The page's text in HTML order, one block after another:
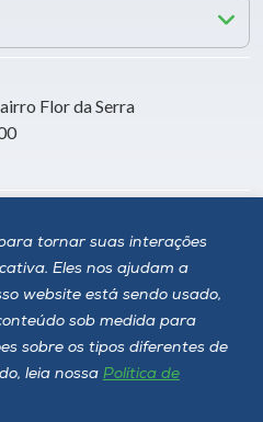
tornar suas interações
Eles nos ajudam a
website está sendo usado,
sob medida para
sobre os tipos diferentes de
leia nossa Política de
Flor da Serra